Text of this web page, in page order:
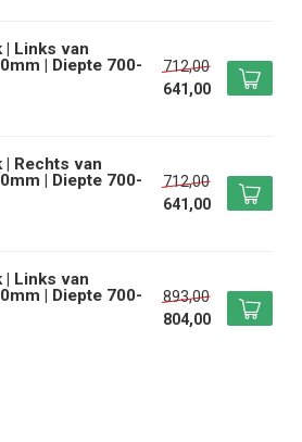
Links van
| Diepte 700-
712,00
641,00
Rechts van
| Diepte 700-
712,00
641,00
Links van
| Diepte 700-
893,00
804,00